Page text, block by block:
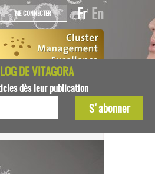
ME CONNECTER |Fr En
DE VITAGORA
dès leur publication